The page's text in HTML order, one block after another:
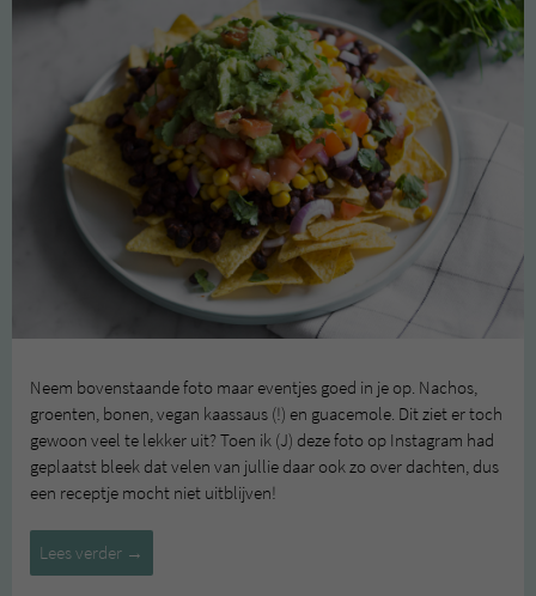
Neem bovenstaande foto maar eventjes goed in je op. Nachos,
groenten, bonen, vegan kaassaus (!) en guacemole. Dit ziet er toch
gewoon veel te lekker uit? Toen ik (J) deze foto op Instagram had
geplaatst bleek dat velen van jullie daar ook zo over dachten, dus
een receptje mocht niet uitblijven!
Lees verder Nachos
met
→